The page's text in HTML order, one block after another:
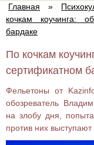
Главная »
кочкам коучинга:
бардаке
По кочкам
сертификатном
Фельетоны от
обозреватель
на злобу дня,
против них выступают